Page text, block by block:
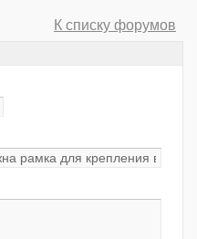
К списку форумов